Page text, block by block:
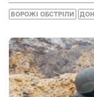
ВОРОЖІ ОБСТРІЛИ